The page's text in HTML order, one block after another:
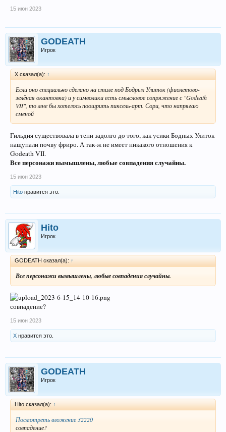
15 июн 2023
GODEATH
Игрок
X сказал(а): ↑
Если оно специально сделано на стиле под Бодрых Улиток (фиолетово-
зелёная окантовка) и у символики есть смысловое сопряжение с "Godeath
VII", то мне бы хотелось поощрить пиксель-арт. Сори, что напрягаю
сменой
Гильдия существовала в тени задолго до того, как усики Бодных Улиток
нащупали почву фриро. А так-ж не имеет никакого отношения к
Godeath VII.
Все персонажи вымышлены, любые совпадения случайны.
15 июн 2023
Hito нравится это.
Hito
Игрок
GODEATH сказал(а): ↑
Все персонажи вымышлены, любые совпадения случайны.
совпадение?
15 июн 2023
X нравится это.
GODEATH
Игрок
Hito сказал(а): ↑
Посмотреть вложение 32220
совпадение?